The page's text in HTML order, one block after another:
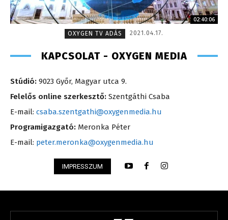
02:40:06
OXYGEN TV ADÁS
2021.04.17.
KAPCSOLAT - OXYGEN MEDIA
Stúdió: 9023 Győr, Magyar utca 9.
Felelős online szerkesztő: Szentgáthi Csaba
E-mail: csaba.szentgathi@oxygenmedia.hu
Programigazgató: Meronka Péter
E-mail: peter.meronka@oxygenmedia.hu
IMPRESSZUM